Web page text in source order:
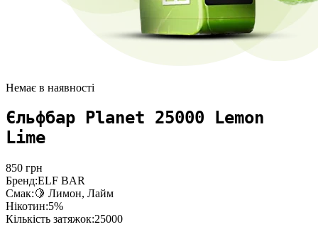
Немає в наявності
Єльфбар Planet 25000 Lemon
Lime
850 грн
Бренд:ELF BAR
Смак:🍋 Лимон, Лайм
Нікотин:5%
Кількість затяжок:25000